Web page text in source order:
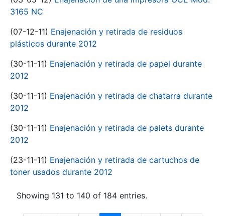
3165 NC
(07-12-11) Enajenación y retirada de residuos
plásticos durante 2012
(30-11-11) Enajenación y retirada de papel durante
2012
(30-11-11) Enajenación y retirada de chatarra durante
2012
(30-11-11) Enajenación y retirada de palets durante
2012
(23-11-11) Enajenación y retirada de cartuchos de
toner usados durante 2012
Showing 131 to 140 of 184 entries.